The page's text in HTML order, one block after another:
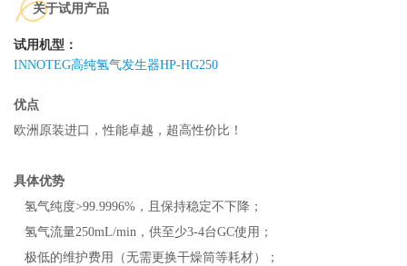
关于试用产品
试用机型：
INNOTEG高纯氢气发生器HP-HG250
优点
欧洲原装进口，性能卓越，超高性价比！
具体优势
 氢气纯度>99.9996% ，且保持稳定不下降；
 氢气流量250mL/min ，供至少3-4台GC使用；
 极低的维护费用（无需更换干燥筒等耗材）；